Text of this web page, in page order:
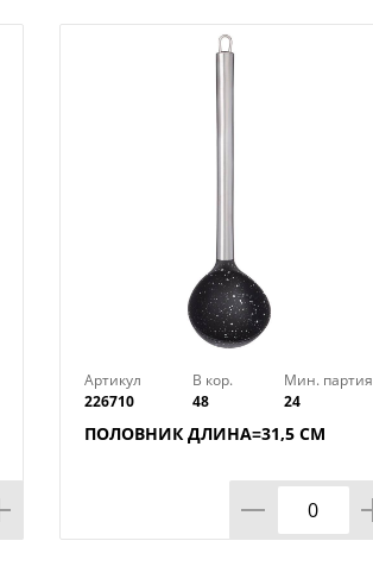
применения вымыть мягкой щеткой
жидких моющих средств.
из пластмассы (ABS).
Артикул
226710
В кор.
48
Мин. партия
24
ПОЛОВНИК ДЛИНА=31,5 СМ